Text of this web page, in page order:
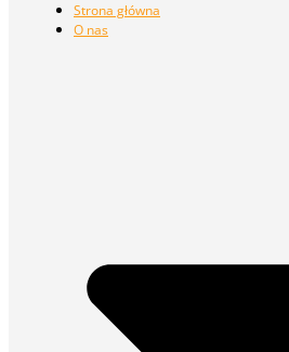
Strona główna
O nas